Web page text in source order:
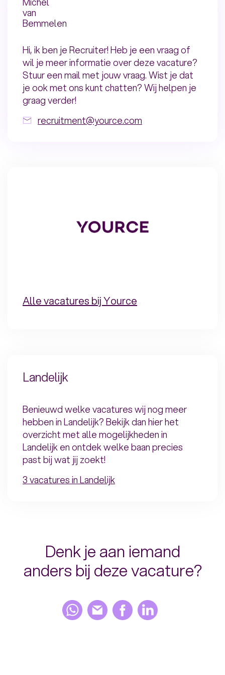
van
Bemmelen
Hi, ik ben je Recruiter! Heb je een vraag of
wil je meer informatie over deze vacature?
Stuur een mail met jouw vraag. Wist je dat
je ook met ons kunt chatten? Wij helpen je
graag verder!
recruitment@yource.com
Alle vacatures bij Yource
Landelijk
Benieuwd welke vacatures wij nog meer
hebben in Landelijk? Bekijk dan hier het
overzicht met alle mogelijkheden in
Landelijk en ontdek welke baan precies
past bij wat jij zoekt!
3 vacatures in Landelijk
Denk je aan iemand
anders bij deze vacature?